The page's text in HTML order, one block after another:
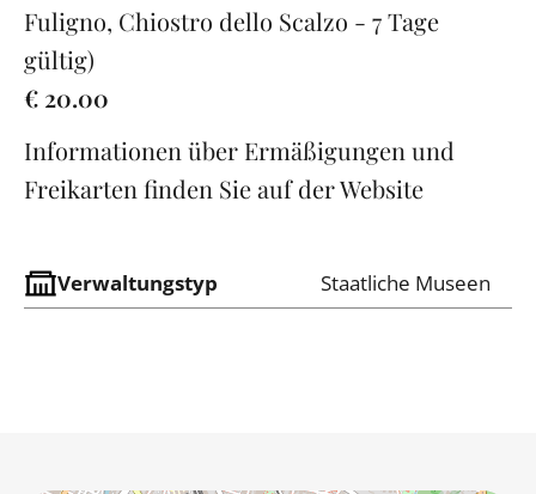
Fuligno, Chiostro dello Scalzo - 7 Tage
gültig)
€ 20.00
Informationen über Ermäßigungen und
Freikarten finden Sie auf der Website
Verwaltungstyp Staatliche Museen